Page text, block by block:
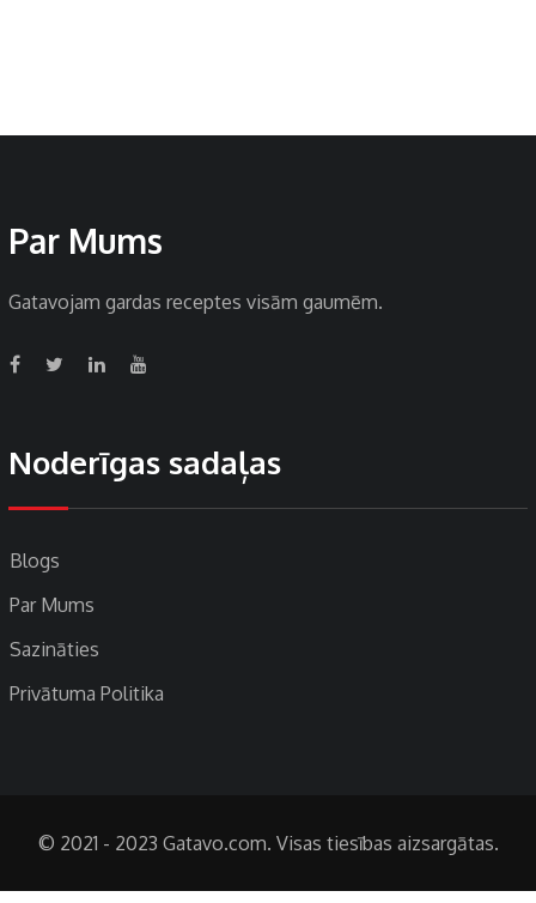
Par Mums
Gatavojam gardas receptes visām gaumēm.
Noderīgas sadaļas
Blogs
Par Mums
Sazināties
Privātuma Politika
© 2021 - 2023 Gatavo.com. Visas tiesības aizsargātas.